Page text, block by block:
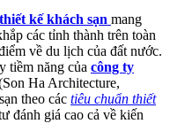
thiết kế khách sạn mang
các tỉnh thành trên toàn
về du lịch của đất nước.
tiềm năng của công ty
Ha Architecture,
theo các tiêu chuẩn thiết
đánh giá cao cả về kiến